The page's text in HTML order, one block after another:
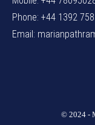
Phone: +44 1392
Email:
© 2024 -